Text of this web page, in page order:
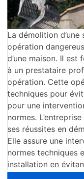
La démolition
opération
d’une maison. Il
à un prestataire
opération. Cette
techniques pour
pour une
normes.
ses réussites en
Elle assure une
normes techniques
installation en